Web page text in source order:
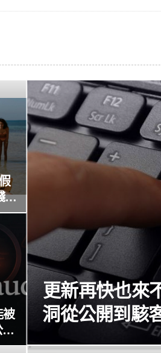
更新再快也來
洞從公開到駭
更
被